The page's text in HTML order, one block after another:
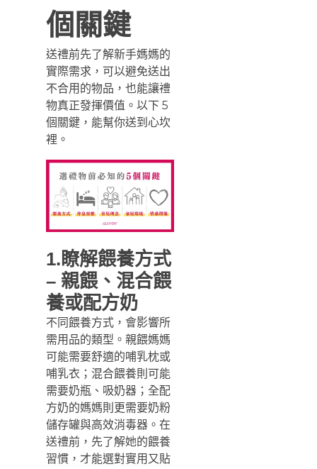
個關鍵
送禮前先了解新手媽媽的
實際需求，可以避免送出
不合用的物品，也能讓禮
物真正發揮價值。以下 5
個關鍵，能幫你送到心坎
裡。
1.瞭解餵養方式
– 親餵、混合餵
養或配方奶
不同餵養方式，會影響所
需用品的類型。親餵媽媽
可能需要舒適的哺乳枕或
哺乳衣；混合餵養則可能
需要奶瓶、吸奶器；全配
方奶的媽媽則更需要奶粉
儲存罐與高效消毒器。在
送禮前，先了解她的餵養
習慣，才能選對實用又貼